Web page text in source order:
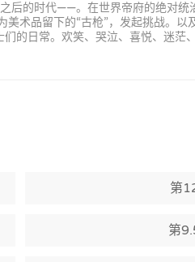
的时代——。在世界帝府的绝对
术品留下的“古枪”，发起挑战。
的日常。欢笑、哭泣、喜悦、迷
第
第